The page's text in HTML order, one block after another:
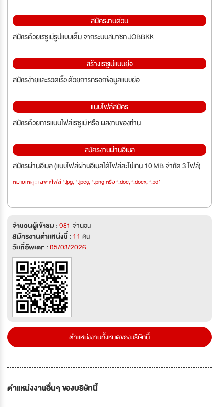
สมัครงานด่วน
สมัครด้วยเรซูเม่รูปแบบเต็ม จากระบบสมาชิก JOBBKK
สร้างเรซูเม่แบบย่อ
สมัครง่ายและรวดเร็ว ด้วยการกรอกข้อมูลแบบย่อ
แนบไฟล์สมัคร
สมัครด้วยการแนบไฟล์เรซูเม่ หรือ ผลงานของท่าน
สมัครงานผ่านอีเมล
สมัครผ่านอีเมล (แนบไฟล์ผ่านอีเมลได้ไฟล์ละไม่เกิน 10 MB จำกัด 3 ไฟล์)
หมายเหตุ : เฉพาะไฟล์ *.jpg, *.jpeg, *.png หรือ *.doc, *.docx, *.pdf
จำนวนผู้เข้าชม :981 จำนวน
สมัครงานตำแหน่งนี้ : 11 คน
วันที่อัพเดท :05/03/2026
ตำแหน่งงานทั้งหมดของบริษัทนี้
ตำแหน่งงานอื่นๆ ของบริษัทนี้